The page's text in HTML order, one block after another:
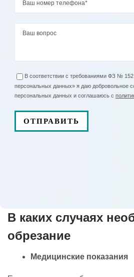
В соответствии с требованиями ФЗ № 152
персональных данных» я даю добровольное
персональных данных и соглашаюсь с
В каких случаях
обрезание
Медицинские показания